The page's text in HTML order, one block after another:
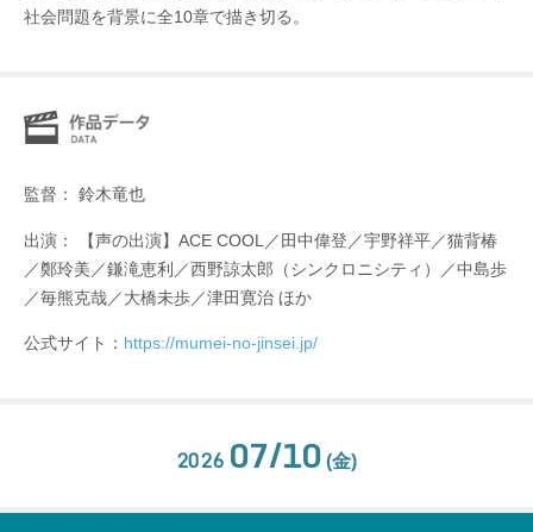
社会問題を背景に全10章で描き切る。
監督： 鈴木竜也
出演： 【声の出演】ACE COOL／田中偉登／宇野祥平／猫背椿
／鄭玲美／鎌滝恵利／西野諒太郎（シンクロニシティ）／中島歩
／毎熊克哉／大橋未歩／津田寛治 ほか
公式サイト： https://mumei-no-jinsei.jp/
2026 07/10 (金)